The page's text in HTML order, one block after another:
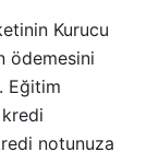
Kurucu
ödemesini
Eğitim
notunuza